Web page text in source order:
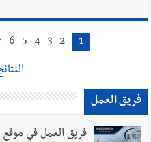
1
2
3
4
5
6
النتائج
فريق العمل
فريق العمل في موقع